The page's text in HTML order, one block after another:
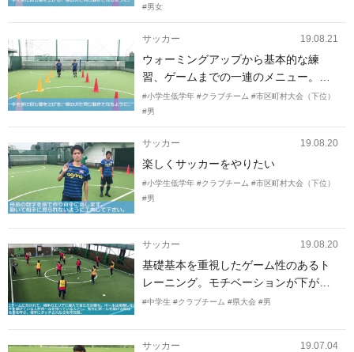
#男女
サッカー 19.08.21
ウォーミングアップから基本的な練
習、ゲームまでの一連のメニュー。試
合で勝てるようになるためのトレーニ
ングメニューが知りたいです。
#小学生低学年 #クラブチーム #市区町村大会（下位）
#男
サッカー 19.08.20
楽しくサッカーをやりたい
#小学生低学年 #クラブチーム #市区町村大会（下位）
#男
サッカー 19.08.20
基礎基本を重視したゲーム性のあるト
レーニング。モチベーションが下がり
がちなので…楽しめる
#中学生 #クラブチーム #県大会 #男
サッカー 19.07.04